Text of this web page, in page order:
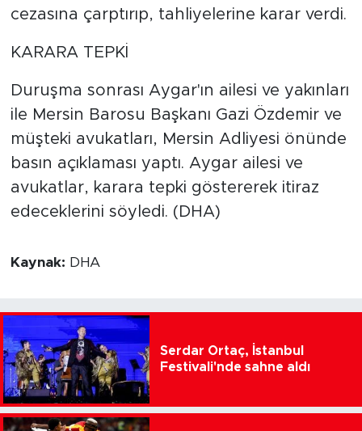
cezasına çarptırıp, tahliyelerine karar verdi.
KARARA TEPKİ
Duruşma sonrası Aygar'ın ailesi ve yakınları
ile Mersin Barosu Başkanı Gazi Özdemir ve
müşteki avukatları, Mersin Adliyesi önünde
basın açıklaması yaptı. Aygar ailesi ve
avukatlar, karara tepki göstererek itiraz
edeceklerini söyledi. (DHA)
Kaynak: DHA
Serdar Ortaç, İstanbul
Festivali'nde sahne aldı